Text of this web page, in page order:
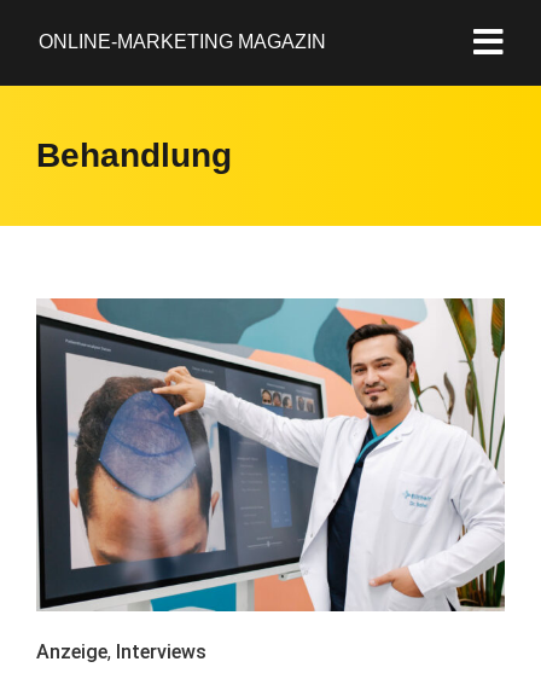
ONLINE-MARKETING MAGAZIN
Behandlung
Anzeige, Interviews